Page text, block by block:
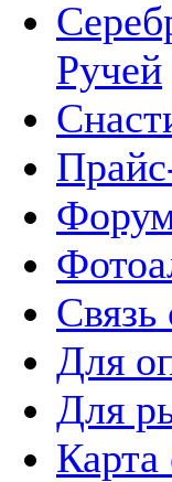
Ручей
Для
Для
Карта